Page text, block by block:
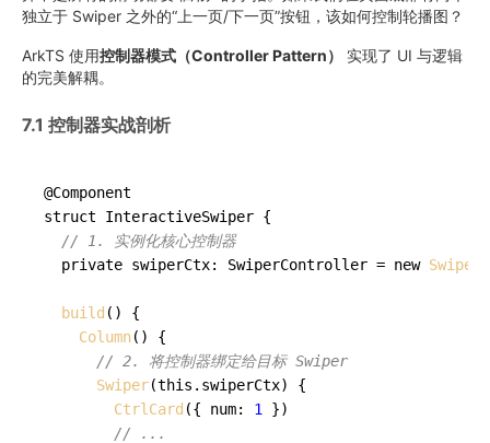
独立于 Swiper 之外的“上一页/下一页”按钮，该如何控制轮播图？
ArkTS 使用控制器模式（Controller Pattern）
实现了 UI 与逻辑
的完美解耦。
7.1 控制器实战剖析
@Component
struct InteractiveSwiper {
// 1. 实例化核心控制器
  private swiperCtx: SwiperController = new
build () {
Column() {
// 2. 将控制器绑定给目标 Swiper
Swiper(this.swiperCtx) {
CtrlCard ({ num: 1
})
// ...